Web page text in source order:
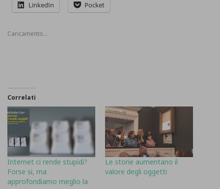
LinkedIn Pocket
Caricamento...
Correlati
Internet ci rende stupidi?
Forse si, ma
approfondiamo meglio la
Le storie aumentano il
valore degli oggetti